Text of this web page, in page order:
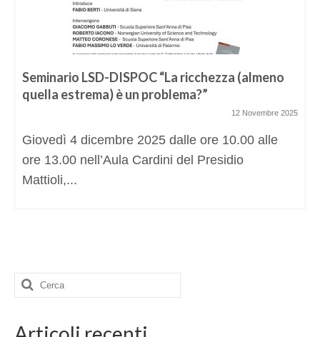
Seminario LSD-DISPOC “La ricchezza (almeno
quella estrema) è un problema?”
12 Novembre 2025
Giovedì 4 dicembre 2025 dalle ore 10.00 alle
ore 13.00 nell’Aula Cardini del Presidio
Mattioli,...
Cerca: